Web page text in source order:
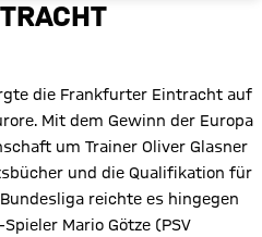
die Frankfurter Eintracht auf
Mit dem Gewinn der Europa
um Trainer Oliver Glasner
und die Qualifikation für
reichte es hingegen
Mario Götze (PSV